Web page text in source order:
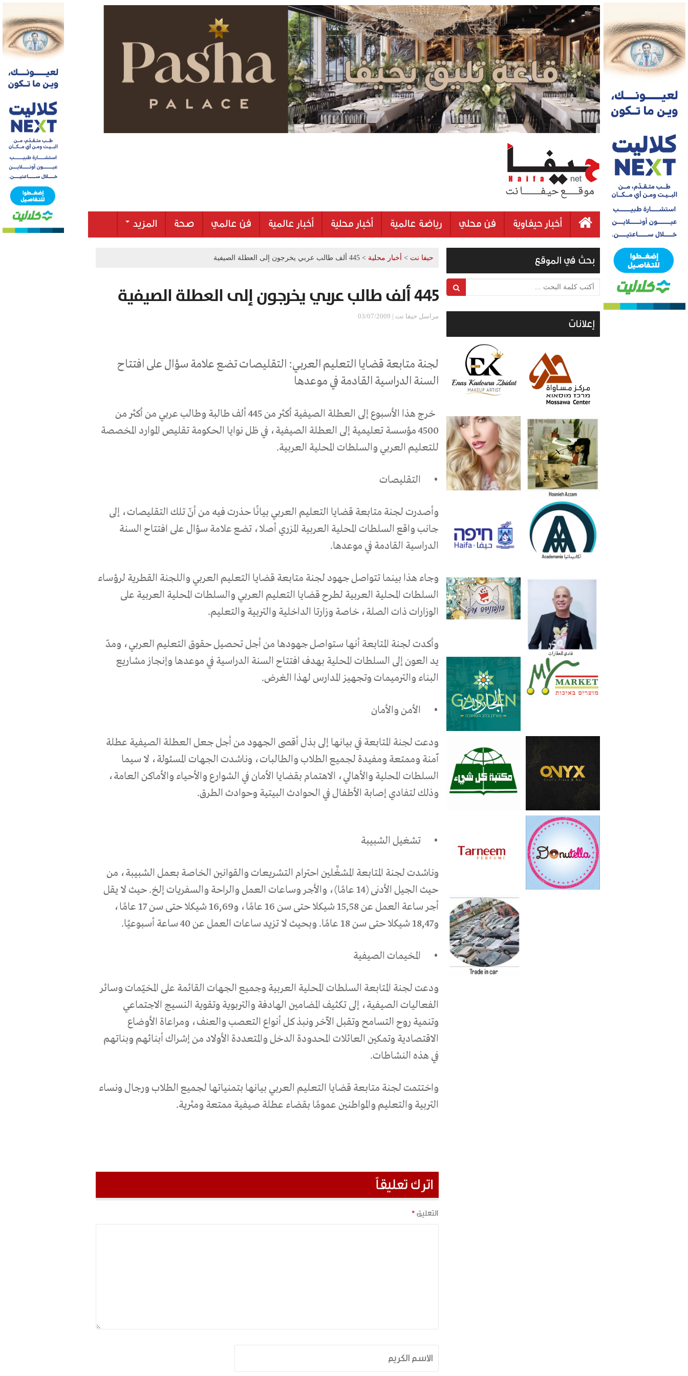
أخبار حيفاوية فن محلي رياضة عالمية أخبار محلية أخبار عالمية فن عالمي صحة المزيد
حيفا نت > أخبار محلية > 445 ألف طالب عربي يخرجون إلى العطلة الصيفية
445 ألف طالب عربي يخرجون إلى العطلة الصيفية
مراسل حيفا نت | 03/07/2009
لجنة متابعة قضايا التعليم العربي: التقليصات تضع علامة سؤال على افتتاح
السنة الدراسية القادمة في موعدها
خرج هذا الأسبوع إلى العطلة الصيفية أكثر من 445 ألف طالبة وطالب عربي من أكثر من
4500 مؤسسة تعليمية إلى العطلة الصيفية، في ظل نوايا الحكومة تقليص الموارد المخصصة
للتعليم العربي والسلطات المحلية العربية.
• التقليصات
وأصدرت لجنة متابعة قضايا التعليم العربي بيانًا حذرت فيه من أنّ تلك التقليصات، إلى
جانب واقع السلطات المحلية العربية المزري أصلا، تضع علامة سؤال على افتتاح السنة
الدراسية القادمة في موعدها.
وجاء هذا بينما تتواصل جهود لجنة متابعة قضايا التعليم العربي واللجنة القطرية لرؤساء
السلطات المحلية العربية لطرح قضايا التعليم العربي والسلطات المحلية العربية على
الوزارات ذات الصلة، خاصة وزارتا الداخلية والتربية والتعليم.
وأكدت لجنة المتابعة أنها ستواصل جهودها من أجل تحصيل حقوق التعليم العربي، ومدّ
يد العون إلى السلطات المحلية بهدف افتتاح السنة الدراسية في موعدها وإنجاز مشاريع
البناء والترميمات وتجهيز المدارس لهذا الغرض.
• الأمن والأمان
ودعت لجنة المتابعة في بيانها إلى بذل أقصى الجهود من أجل جعل العطلة الصيفية عطلة
آمنة وممتعة ومفيدة لجميع الطلاب والطالبات، وناشدت الجهات المسئولة، لا سيما
السلطات المحلية والأهالي، الاهتمام بقضايا الأمان في الشوارع والأحياء والأماكن العامة،
وذلك لتفادي إصابة الأطفال في الحوادث البيتية وحوادث الطرق.
• تشغيل الشبيبة
وناشدت لجنة المتابعة المشغِّلين احترام التشريعات والقوانين الخاصة بعمل الشبيبة، من
حيث الجيل الأدنى (14 عامًا)، والأجر وساعات العمل والراحة والسفريات إلخ. حيث لا يقل
أجر ساعة العمل عن 15,58 شيكلا حتى سن 16 عامًا، و16,69 شيكلا حتى سن 17 عامًا،
و18,47 شيكلا حتى سن 18 عامًا. وبحيث لا تزيد ساعات العمل عن 40 ساعة أسبوعيًا.
• المخيمات الصيفية
ودعت لجنة المتابعة السلطات المحلية العربية وجميع الجهات القائمة على المخيّمات وسائر
الفعاليات الصيفية، إلى تكثيف المضامين الهادفة والتربوية وتقوية النسيج الاجتماعي
وتنمية روح التسامح وتقبل الآخر ونبذ كل أنواع التعصب والعنف، ومراعاة الأوضاع
الاقتصادية وتمكين العائلات المحدودة الدخل والمتعددة الأولاد من إشراك أبنائهم وبناتهم
في هذه النشاطات.
واختتمت لجنة متابعة قضايا التعليم العربي بيانها بتمنياتها لجميع الطلاب ورجال ونساء
التربية والتعليم والمواطنين عمومًا بقضاء عطلة صيفية ممتعة ومثرية.
اترك تعليقاً
التعليق*
بحث في الموقع
أكتب كلمة البحث ...
إعلانات